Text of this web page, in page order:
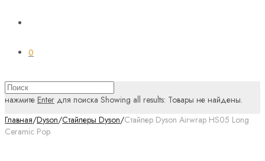
0
нажмите Enter для поиска Showing all results: Товары не найдены.
Главная/Dyson/Стайлеры Dyson/Стайлер Dyson Airwrap HS05 Long
Ceramic Pop